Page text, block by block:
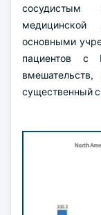
сосудистым
основными
пациентов с
существенный